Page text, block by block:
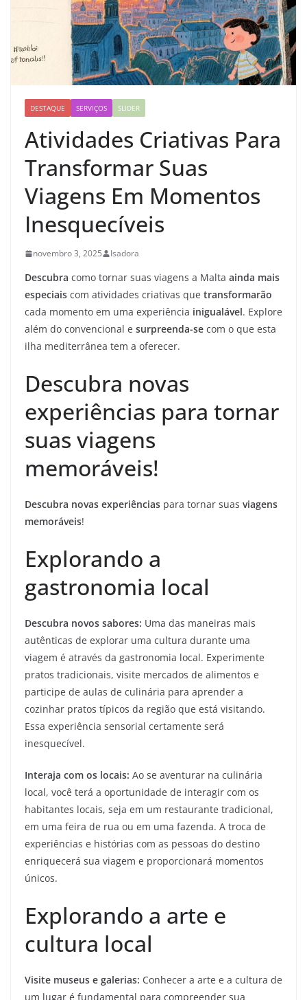
DESTAQUE SERVIÇOS SLIDER
Atividades Criativas Para
Transformar Suas
Viagens Em Momentos
Inesquecíveis
novembro 3, 2025 Isadora
Descubra como tornar suas viagens a Malta ainda mais
especiais com atividades criativas que transformarão
cada momento em uma experiência inigualável. Explore
além do convencional e surpreenda-se com o que esta
ilha mediterrânea tem a oferecer.
Descubra novas
experiências para tornar
suas viagens
memoráveis!
Descubra novas experiências para tornar suas viagens
memoráveis!
Explorando a
gastronomia local
Descubra novos sabores: Uma das maneiras mais
autênticas de explorar uma cultura durante uma
viagem é através da gastronomia local. Experimente
pratos tradicionais, visite mercados de alimentos e
participe de aulas de culinária para aprender a
cozinhar pratos típicos da região que está visitando.
Essa experiência sensorial certamente será
inesquecível.
Interaja com os locais: Ao se aventurar na culinária
local, você terá a oportunidade de interagir com os
habitantes locais, seja em um restaurante tradicional,
em uma feira de rua ou em uma fazenda. A troca de
experiências e histórias com as pessoas do destino
enriquecerá sua viagem e proporcionará momentos
únicos.
Explorando a arte e
cultura local
Visite museus e galerias: Conhecer a arte e a cultura de
um lugar é fundamental para compreender sua